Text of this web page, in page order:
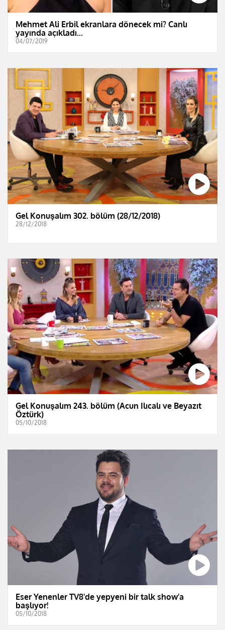
Mehmet Ali Erbil ekranlara dönecek mi? Canlı
yayında açıkladı...
04/07/2019
Gel Konuşalım 302. bölüm (28/12/2018)
28/12/2018
Gel Konuşalım 243. bölüm (Acun Ilıcalı ve Beyazıt
Öztürk)
05/10/2018
Eser Yenenler TV8'de yepyeni bir talk show'a
başlıyor!
05/10/2018